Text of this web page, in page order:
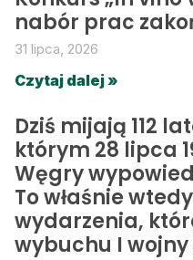
nabór prac
31 lipca, 2026
Czytaj dalej »
Dziś mijają 112
którym 28 lipca
Węgry
To właśnie
wydarzenia,
wybuchu I